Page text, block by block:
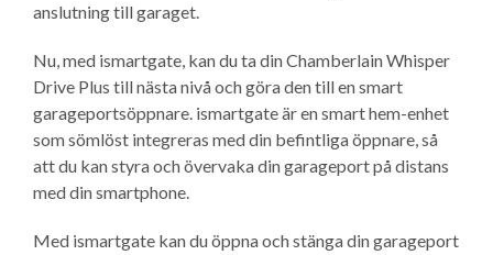
anslutning till garaget.
Nu, med ismartgate, kan du ta din Chamberlain Whisper
Drive Plus till nästa nivå och göra den till en smart
garageportsöppnare. ismartgate är en smart hem-enhet
som sömlöst integreras med din befintliga öppnare, så
att du kan styra och övervaka din garageport på distans
med din smartphone.
Med ismartgate kan du öppna och stänga din garageport